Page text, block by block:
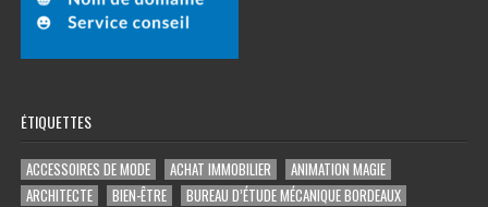
ÉTIQUETTES
ACCESSOIRES DE MODE ACHAT IMMOBILIER
ANIMATION MAGIE
ARCHITECTE
BIEN-ÊTRE
BUREAU D’ÉTUDE MÉCANIQUE BORDEAUX